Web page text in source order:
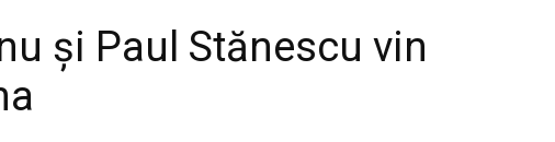
și Paul Stănescu vin